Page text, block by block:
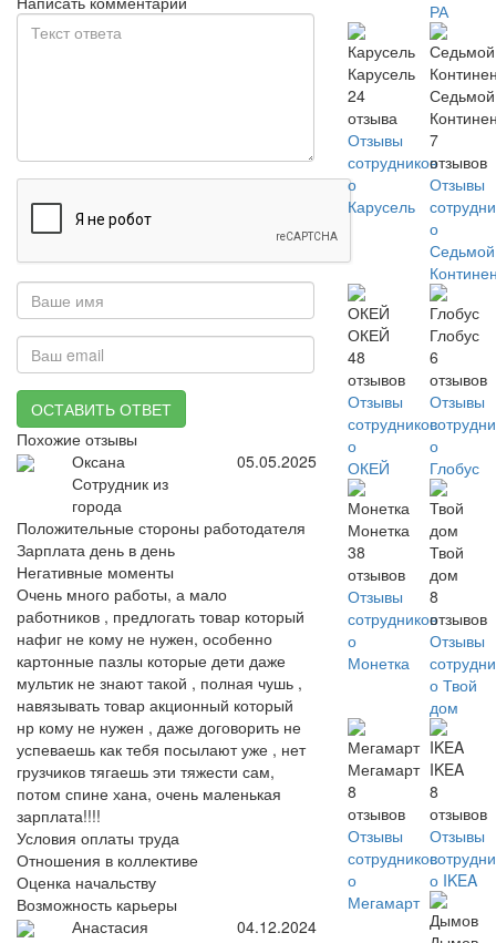
ОСТАВИТЬ ОТВЕТ
Похожие отзывы
Оксана
Сотрудник из
города
05.05.2025
Положительные стороны работодателя
Зарплата день в день
Негативные моменты
Очень много работы, а мало
работников , предлогать товар который
нафиг не кому не нужен, особенно
картонные пазлы которые дети даже
мультик не знают такой , полная чушь ,
навязывать товар акционный который
нр кому не нужен , даже договорить не
успеваешь как тебя посылают уже , нет
грузчиков тягаешь эти тяжести сам,
потом спине хана, очень маленькая
зарплата!!!!
Условия оплаты труда
Отношения в коллективе
Оценка начальству
Возможность карьеры
Анастасия
04.12.2024
РА
Карусель
24
отзыва
Отзывы
сотрудников
о
Карусель
Седьмой
7
отзывов
Отзывы
о
Седьмой
ОКЕЙ
48
отзывов
Отзывы
сотрудников
о
ОКЕЙ
Глобус
6
отзывов
Отзывы
о
Глобус
Монетка
38
отзывов
Отзывы
сотрудников
о
Монетка
Твой
дом
8
отзывов
Отзывы
о Твой
дом
Мегамарт
8
отзывов
Отзывы
сотрудников
о
Мегамарт
IKEA
8
отзывов
Отзывы
о IKEA